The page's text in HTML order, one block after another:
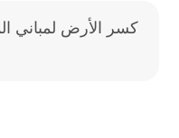
كسر الأرض لمباني